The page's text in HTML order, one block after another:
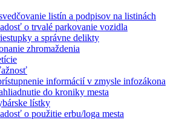
listín a podpisov na listinách
o trvalé parkovanie vozidla
a správne delikty
zhromaždenia
informácií v zmysle infozákona
do kroniky mesta
lístky
o použitie erbu/loga mesta